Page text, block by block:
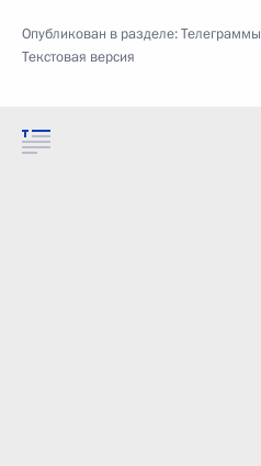
Опубликован в разделе:Телеграммы
Текстовая версия